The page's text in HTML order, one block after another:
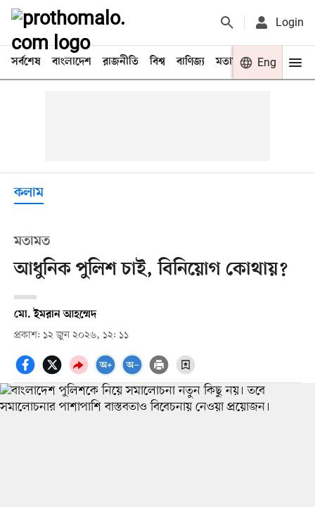
Login
সর্বশেষ বাংলাদেশ রাজনীতি বিশ্ব বাণিজ্য মতামত খেলা
Eng
কলাম
মতামত
আধুনিক পুলিশ চাই, বিনিয়োগ কোথায়?
মো. ইমরান আহম্মেদ
প্রকাশ: ১২ জুন ২০২৬, ১২: ১১